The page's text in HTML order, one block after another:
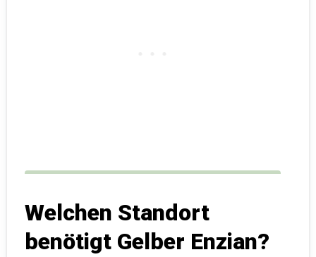
Welchen Standort
benötigt Gelber Enzian?